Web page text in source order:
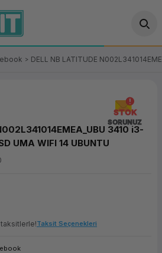
Dön
Dön
OT/VT Ürünleri
Fiş Yazıcı
Panel PC
Dön
Dön
Dön
Dön
Dön
DELL NB LATITUDE
STOK
SORUNUZ
3410 i3-
UMA WIFI 14 UBUNTU
Taksit Seçenekleri